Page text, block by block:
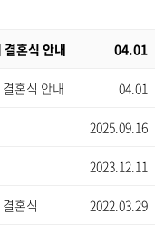
04.01
혼식 안내
04.01
혼식 안내
2025.09.16
2023.12.11
2022.03.29
혼식